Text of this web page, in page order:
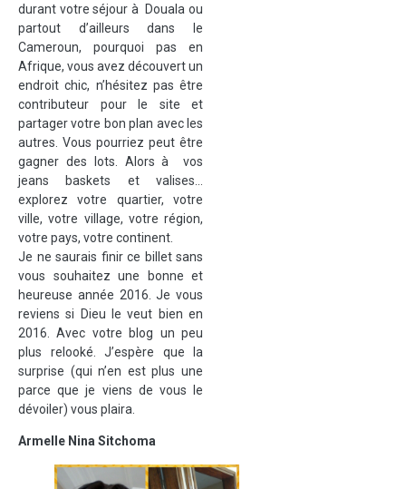
durant votre séjour à Douala ou
partout d’ailleurs dans le
Cameroun, pourquoi pas en
Afrique, vous avez découvert un
endroit chic, n’hésitez pas être
contributeur pour le site et
partager votre bon plan avec les
autres. Vous pourriez peut être
gagner des lots. Alors à vos
jeans baskets et valises…
explorez votre quartier, votre
ville, votre village, votre région,
votre pays, votre continent.
Je ne saurais finir ce billet sans
vous souhaitez une bonne et
heureuse année 2016. Je vous
reviens si Dieu le veut bien en
2016. Avec votre blog un peu
plus relooké. J’espère que la
surprise (qui n’en est plus une
parce que je viens de vous le
dévoiler) vous plaira.
Armelle Nina Sitchoma